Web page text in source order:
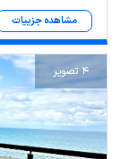
مشاهده جزییات
4 تصویر